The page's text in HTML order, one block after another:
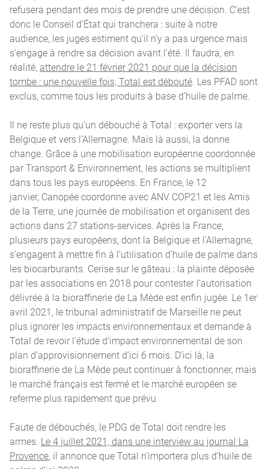
refusera pendant des mois de prendre une décision. C’est
donc le Conseil d’État qui tranchera : suite à notre
audience, les juges estiment qu’il n’y a pas urgence mais
s’engage à rendre sa décision avant l’été. Il faudra, en
réalité, attendre le 21 février 2021 pour que la décision
tombe : une nouvelle fois, Total est débouté. Les PFAD sont
exclus, comme tous les produits à base d’huile de palme.
Il ne reste plus qu’un débouché à Total : exporter vers la
Belgique et vers l’Allemagne. Mais là aussi, la donne
change. Grâce à une mobilisation européenne coordonnée
par Transport & Environnement, les actions se multiplient
dans tous les pays européens. En France, le 12
janvier, Canopée coordonne avec ANV COP21 et les Amis
de la Terre, une journée de mobilisation et organisent des
actions dans 27 stations-services. Après la France,
plusieurs pays européens, dont la Belgique et l’Allemagne,
s’engagent à mettre fin à l’utilisation d’huile de palme dans
les biocarburants. Cerise sur le gâteau : la plainte déposée
par les associations en 2018 pour contester l’autorisation
délivrée à la bioraffinerie de La Mède est enfin jugée. Le 1er
avril 2021, le tribunal administratif de Marseille ne peut
plus ignorer les impacts environnementaux et demande à
Total de revoir l’étude d’impact environnemental de son
plan d’approvisionnement d’ici 6 mois. D’ici là, la
bioraffinerie de La Mède peut continuer à fonctionner, mais
le marché français est fermé et le marché européen se
referme plus rapidement que prévu.
Faute de débouchés, le PDG de Total doit rendre les
armes. Le 4 juillet 2021, dans une interview au journal La
Provence, il annonce que Total n’importera plus d’huile de